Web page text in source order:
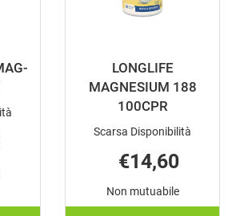
LONGLIFE
MAGNESIUM 188
100CPR
Scarsa Disponibilità
€14,60
Non mutuabile